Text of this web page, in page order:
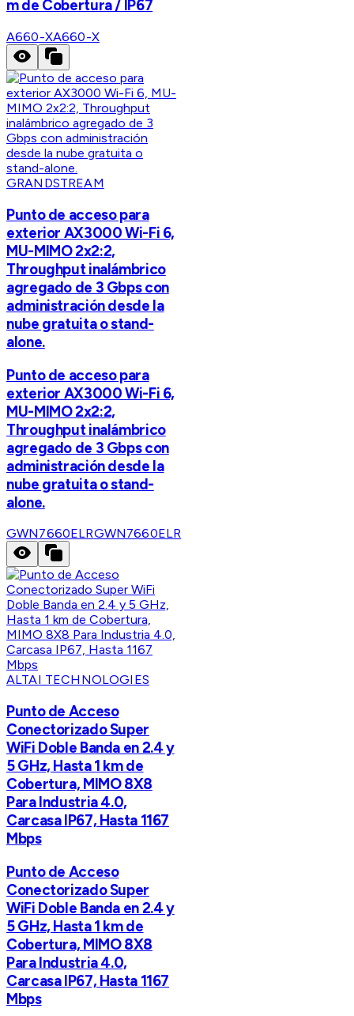
m de Cobertura / IP67
A660-XA660-X
GRANDSTREAM
Punto de acceso para
exterior AX3000 Wi-Fi 6,
MU-MIMO 2x2:2,
Throughput inalámbrico
agregado de 3 Gbps con
administración desde la
nube gratuita o stand-
alone.
Punto de acceso para
exterior AX3000 Wi-Fi 6,
MU-MIMO 2x2:2,
Throughput inalámbrico
agregado de 3 Gbps con
administración desde la
nube gratuita o stand-
alone.
GWN7660ELRGWN7660ELR
ALTAI TECHNOLOGIES
Punto de Acceso
Conectorizado Super
WiFi Doble Banda en 2.4 y
5 GHz, Hasta 1 km de
Cobertura, MIMO 8X8
Para Industria 4.0,
Carcasa IP67, Hasta 1167
Mbps
Punto de Acceso
Conectorizado Super
WiFi Doble Banda en 2.4 y
5 GHz, Hasta 1 km de
Cobertura, MIMO 8X8
Para Industria 4.0,
Carcasa IP67, Hasta 1167
Mbps